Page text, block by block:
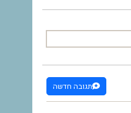
תגובה חדשה